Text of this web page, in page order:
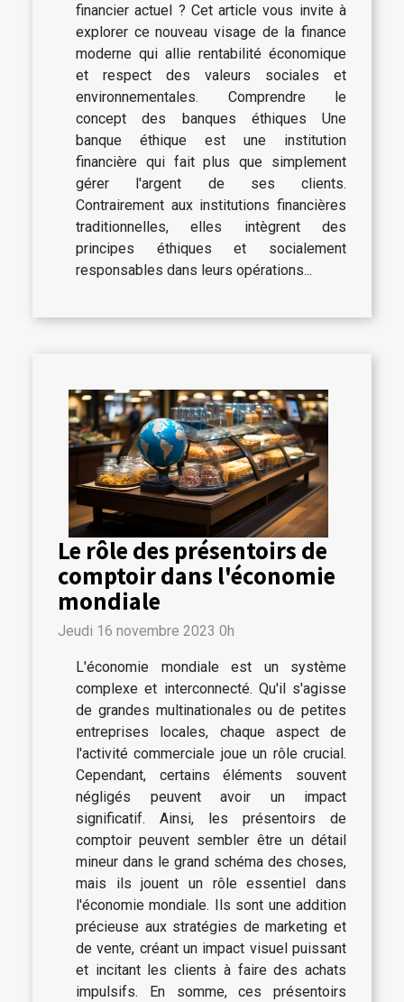
financier actuel ? Cet article vous invite à
explorer ce nouveau visage de la finance
moderne qui allie rentabilité économique
et respect des valeurs sociales et
environnementales. Comprendre le
concept des banques éthiques Une
banque éthique est une institution
financière qui fait plus que simplement
gérer l'argent de ses clients.
Contrairement aux institutions financières
traditionnelles, elles intègrent des
principes éthiques et socialement
responsables dans leurs opérations...
Le rôle des présentoirs de
comptoir dans l'économie
mondiale
Jeudi 16 novembre 2023 0h
L'économie mondiale est un système
complexe et interconnecté. Qu'il s'agisse
de grandes multinationales ou de petites
entreprises locales, chaque aspect de
l'activité commerciale joue un rôle crucial.
Cependant, certains éléments souvent
négligés peuvent avoir un impact
significatif. Ainsi, les présentoirs de
comptoir peuvent sembler être un détail
mineur dans le grand schéma des choses,
mais ils jouent un rôle essentiel dans
l'économie mondiale. Ils sont une addition
précieuse aux stratégies de marketing et
de vente, créant un impact visuel puissant
et incitant les clients à faire des achats
impulsifs. En somme, ces présentoirs